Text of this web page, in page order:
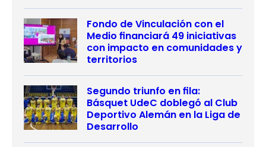
Fondo de Vinculación con el
Medio financiará 49 iniciativas
con impacto en comunidades y
territorios
Segundo triunfo en fila:
Básquet UdeC doblegó al Club
Deportivo Alemán en la Liga de
Desarrollo